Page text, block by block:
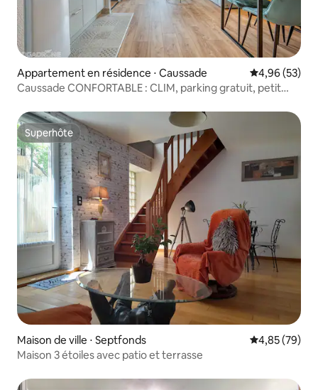
Appartement en résidence ⋅ Caussade Évaluation
4,96 (53)
Caussade CONFORTABLE : CLIM, parking gratuit, petit
Superhôte
Superhôte
Maison de ville ⋅ Septfonds Évaluation
4,85 (79)
Maison 3 étoiles avec patio et terrasse